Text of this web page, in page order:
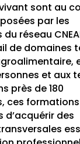
sont au
par les
réseau
de domaines
et aux
près de 180
ces
d’acquérir des